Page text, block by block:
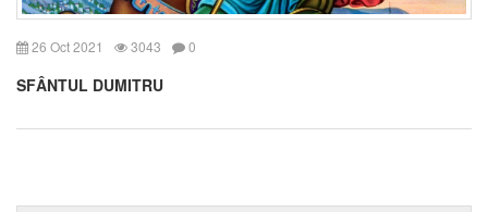
26 Oct 2021 3043 0
SFÂNTUL DUMITRU